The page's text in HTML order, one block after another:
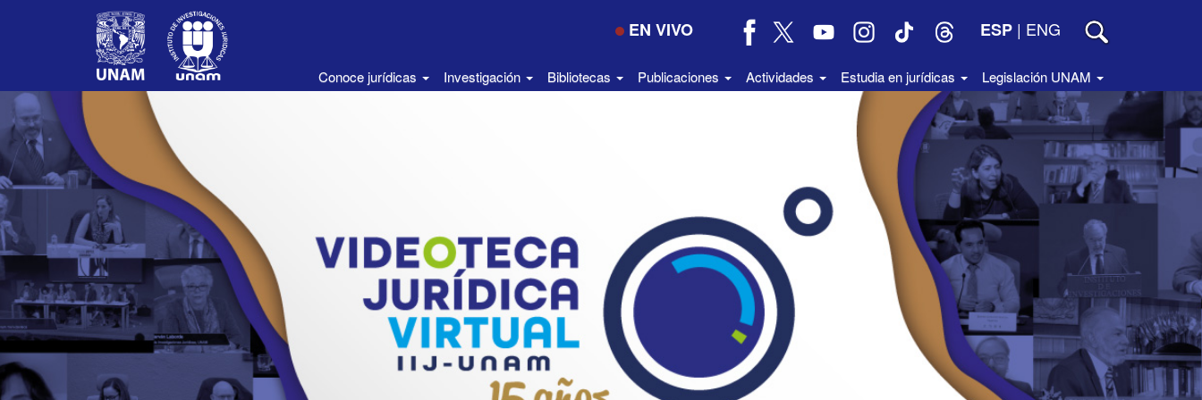
EN VIVO ESP | ENG
Conoce jurídicas Investigación Bibliotecas Publicaciones Actividades Estudia en jurídicas Legislación UNAM